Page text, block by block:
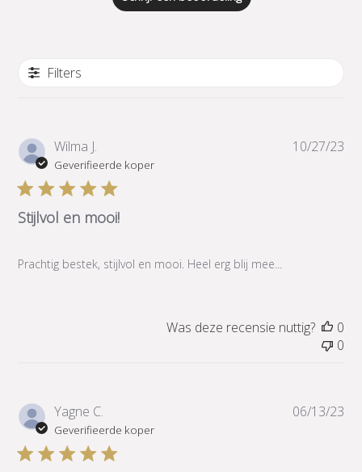
Filters
Wilma J.
Geverifieerde koper
Stijlvol en mooi!
Prachtig bestek, stijlvol en mooi. Heel erg blij mee...
10/27/23
Was deze recensie nuttig?
0
0
Yagne C.
Geverifieerde koper
06/13/23